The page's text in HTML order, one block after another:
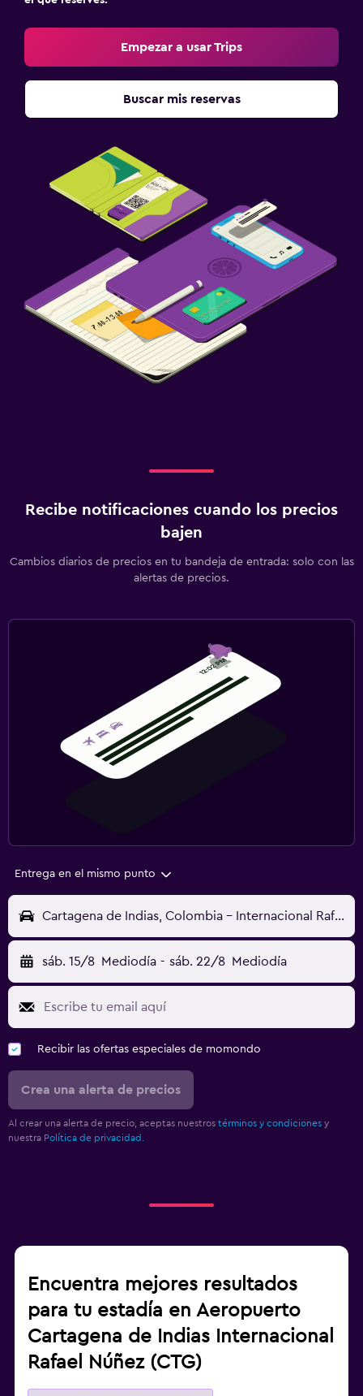
Empezar a usar Trips
Buscar mis reservas
Recibe notificaciones cuando los precios
bajen
Cambios diarios de precios en tu bandeja de entrada: solo con las
alertas de precios.
Entrega en el mismo punto
Cartagena de Indias, Colombia - Internacional Rafael Núñez (CTG)
sáb. 15/8 Mediodía - sáb. 22/8 Mediodía
Recibir las ofertas especiales de momondo
Crea una alerta de precios
Al crear una alerta de precio, aceptas nuestros términos y condiciones y
nuestra Política de privacidad.
Encuentra mejores resultados
para tu estadía en Aeropuerto
Cartagena de Indias Internacional
Rafael Núñez (CTG)